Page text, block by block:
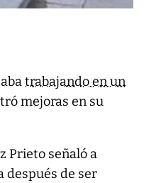
trabajando en un
mejoras en su
Prieto señaló a
después de ser